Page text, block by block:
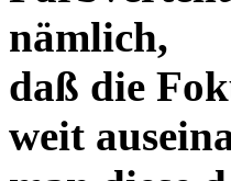
nämlich,
daß die
weit